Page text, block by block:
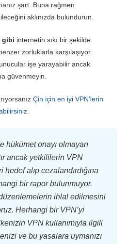
şart. Buna rağmen
aklınızda bulundurun.
gibi internetin sıkı bir şekilde
zorluklarla karşılaşıyor.
işe yarayabilir ancak
güvenmeyin.
Çin için en iyi VPN'lerin
hükümet onayı olmayan
ancak yetkililerin VPN
hedef alıp cezalandırdığına
bir rapor bulunmuyor.
ihlal edilmesini
Herhangi bir VPN’yi
VPN kullanımıyla ilgili
ve bu yasalara uymanızı